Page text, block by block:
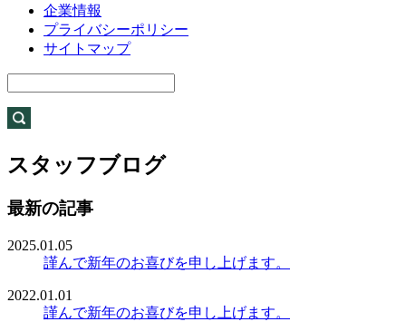
企業情報
プライバシーポリシー
サイトマップ
スタッフブログ
最新の記事
2025.01.05
謹んで新年のお喜びを申し上げます。
2022.01.01
謹んで新年のお喜びを申し上げます。